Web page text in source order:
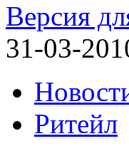
Версия
31-03-
Ритейл